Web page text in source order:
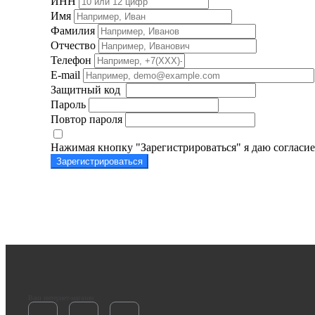
Имя
Фамилия
Отчество
Телефон
E-mail
Защитный код
Пароль
Повтор пароля
Нажимая кнопку "Зарегистрироваться" я даю
Зарегистрироваться